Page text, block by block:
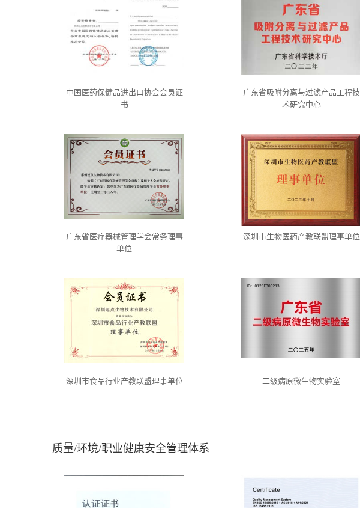
中国医药保健品进出口协会会员证
书
广东省吸附分离与过滤产品工程技
术研究中心
广东省医疗器械管理学会常务理事
单位
深圳市生物医药产教联盟理事单位
深圳市食品行业产教联盟理事单位 二级病原微生物实验室
质量/环境/职业健康安全管理体系